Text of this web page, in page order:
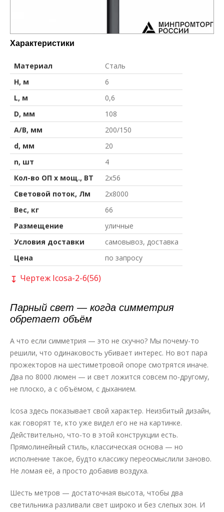
Характеристики
Материал
Сталь
H, м
6
L, м
0,6
D, мм
108
A/B, мм
200/150
d, мм
20
n, шт
4
Кол-во ОП х мощ., ВТ
2x56
Световой поток, Лм
2x8000
Вес, кг
66
Размещение
уличные
Условия доставки
самовывоз, доставка
Цена
по запросу
Чертеж Icosa-2-6(56)
Парный свет — когда симметрия
обретает объём
А что если симметрия — это не скучно? Мы почему-то
решили, что одинаковость убивает интерес. Но вот пара
прожекторов на шестиметровой опоре смотрятся иначе.
Два по 8000 люмен — и свет ложится совсем по-другому,
не плоско, а с объёмом, с дыханием.
Icosa здесь показывает свой характер. Неизбитый дизайн,
как говорят те, кто уже видел его не на картинке.
Действительно, что-то в этой конструкции есть.
Прямолинейный стиль, классическая основа — но
исполнение такое, будто классику переосмыслили заново.
Не ломая её, а просто добавив воздуха.
Шесть метров — достаточная высота, чтобы два
светильника разливали свет широко и без слепых зон. И